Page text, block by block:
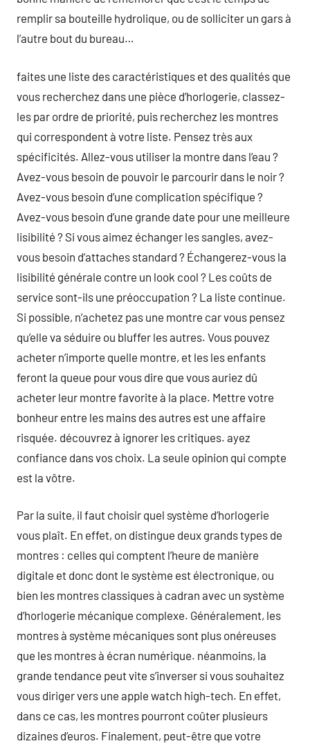
remplir sa bouteille hydrolique, ou de solliciter un gars à
l’autre bout du bureau…
faites une liste des caractéristiques et des qualités que
vous recherchez dans une pièce d’horlogerie, classez-
les par ordre de priorité, puis recherchez les montres
qui correspondent à votre liste. Pensez très aux
spécificités. Allez-vous utiliser la montre dans l’eau ?
Avez-vous besoin de pouvoir le parcourir dans le noir ?
Avez-vous besoin d’une complication spécifique ?
Avez-vous besoin d’une grande date pour une meilleure
lisibilité ? Si vous aimez échanger les sangles, avez-
vous besoin d’attaches standard ? Échangerez-vous la
lisibilité générale contre un look cool ? Les coûts de
service sont-ils une préoccupation ? La liste continue.
Si possible, n’achetez pas une montre car vous pensez
qu’elle va séduire ou bluffer les autres. Vous pouvez
acheter n’importe quelle montre, et les les enfants
feront la queue pour vous dire que vous auriez dû
acheter leur montre favorite à la place. Mettre votre
bonheur entre les mains des autres est une affaire
risquée. découvrez à ignorer les critiques. ayez
confiance dans vos choix. La seule opinion qui compte
est la vôtre.
Par la suite, il faut choisir quel système d’horlogerie
vous plaît. En effet, on distingue deux grands types de
montres : celles qui comptent l’heure de manière
digitale et donc dont le système est électronique, ou
bien les montres classiques à cadran avec un système
d’horlogerie mécanique complexe. Généralement, les
montres à système mécaniques sont plus onéreuses
que les montres à écran numérique. néanmoins, la
grande tendance peut vite s’inverser si vous souhaitez
vous diriger vers une apple watch high-tech. En effet,
dans ce cas, les montres pourront coûter plusieurs
dizaines d’euros. Finalement, peut-être que votre